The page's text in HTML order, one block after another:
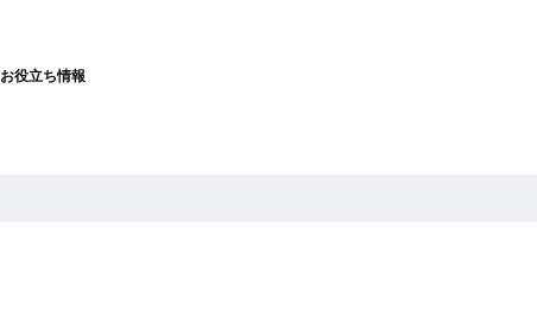
お役立ち情報